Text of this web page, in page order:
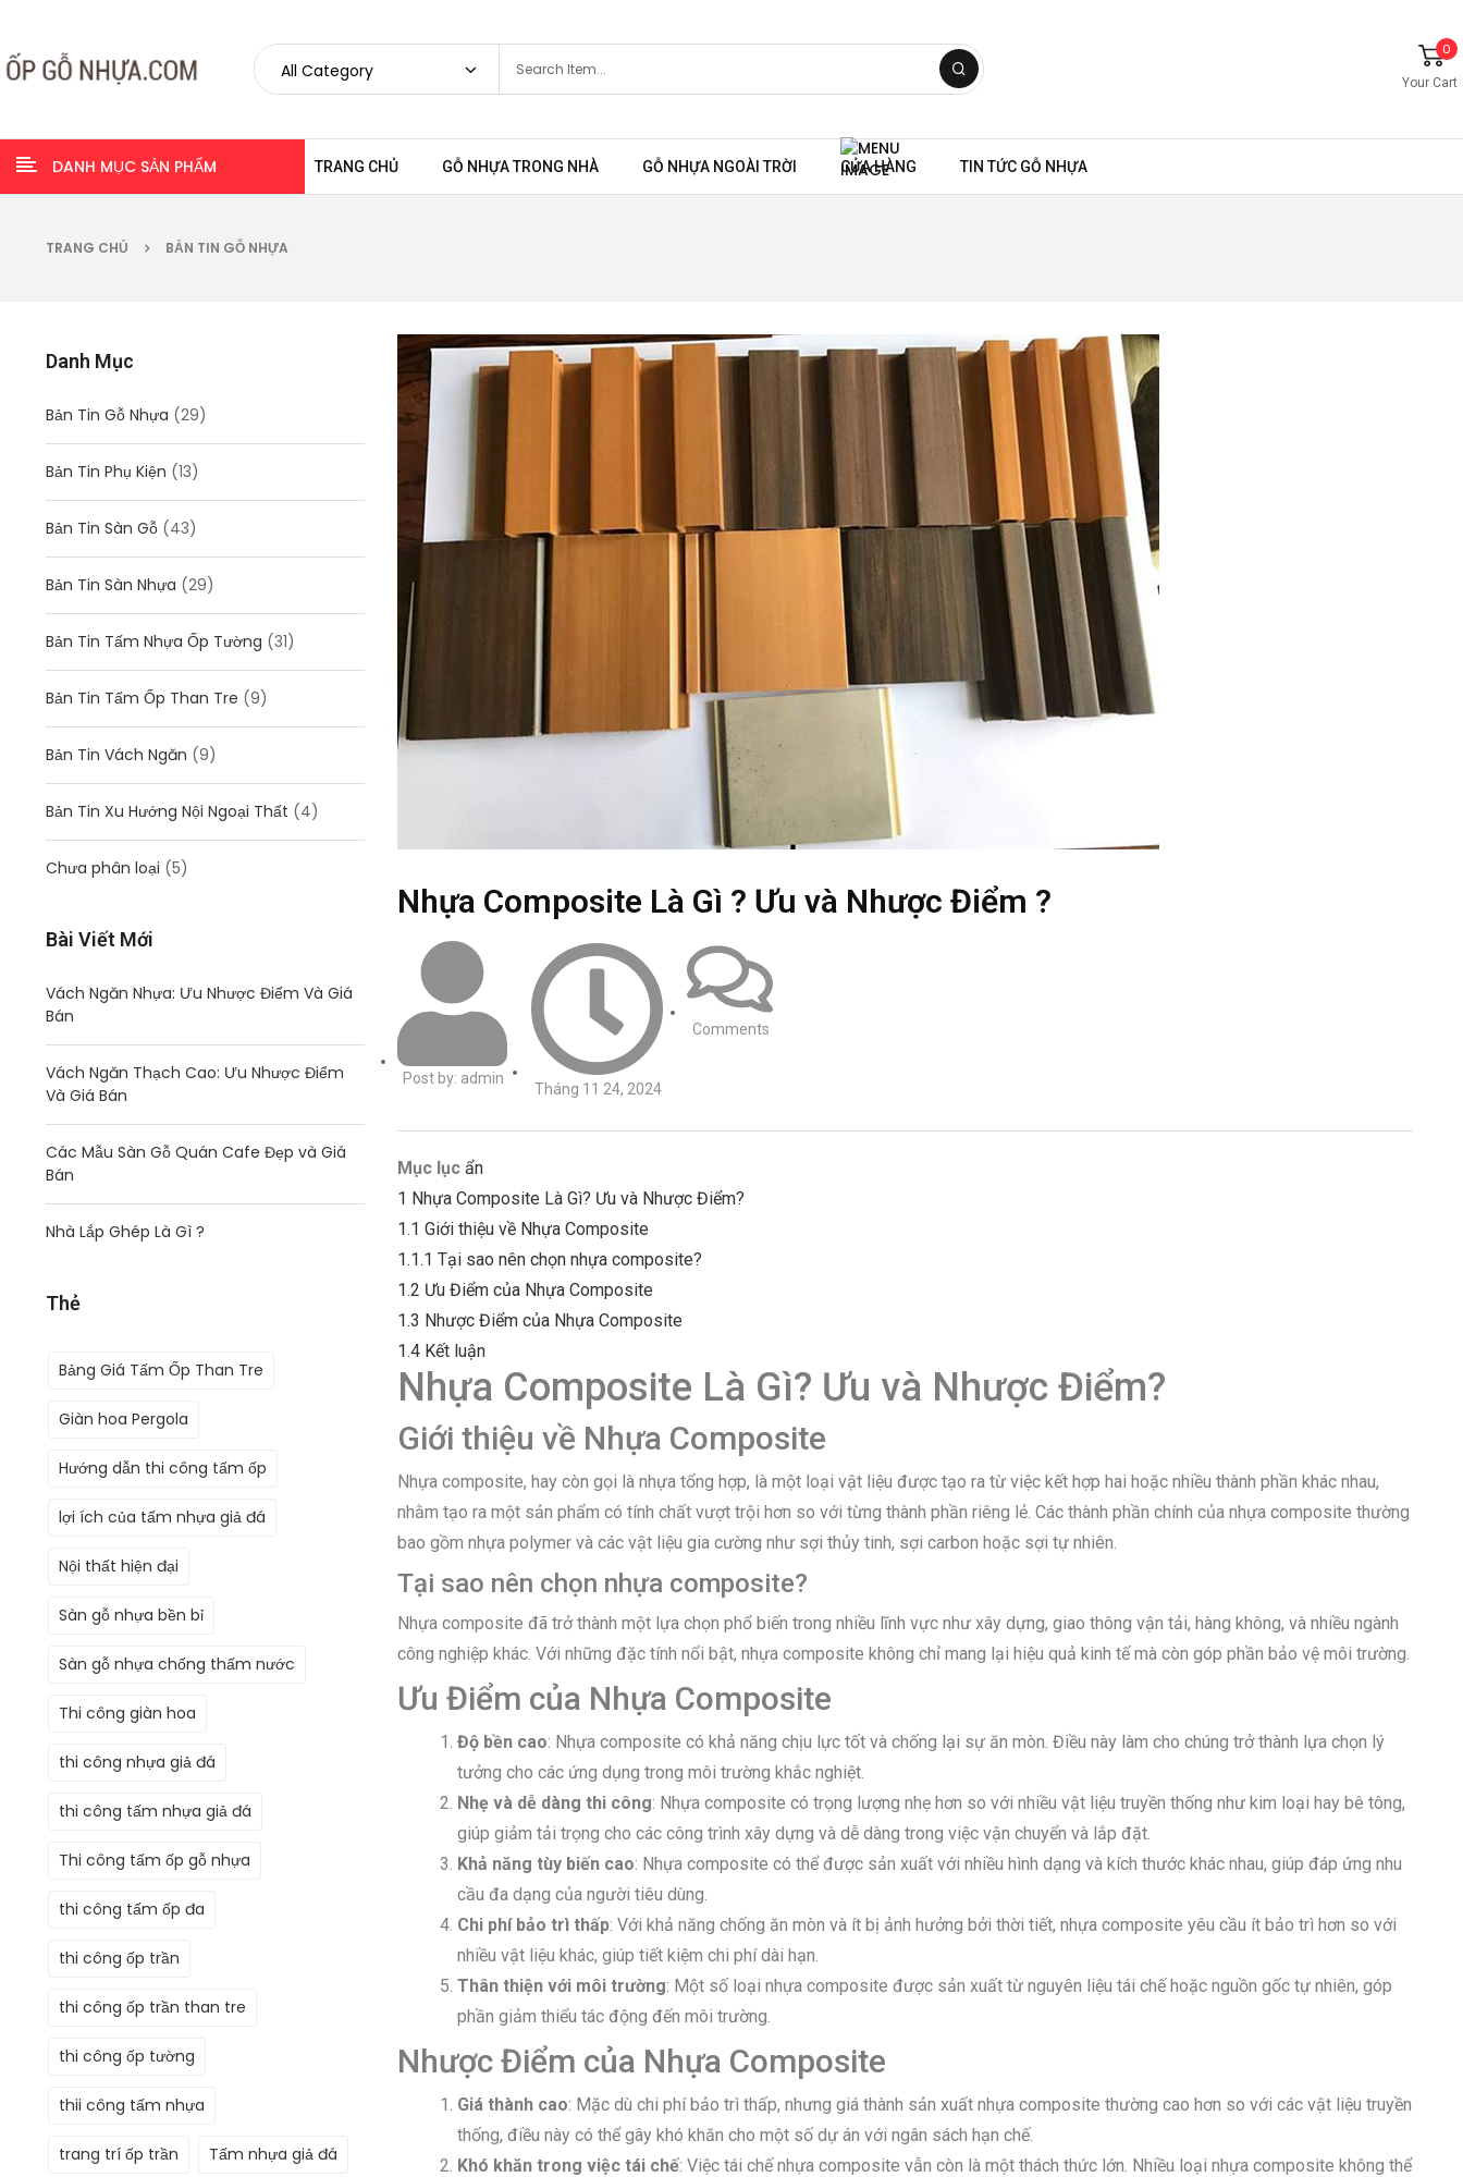
0
Your Cart
DANH MỤC SẢN PHẨM TRANG CHỦ GỖ NHỰA TRONG NHÀ GỖ NHỰA NGOÀI TRỜI CỬA HÀNG TIN TỨC GỖ NHỰA
TRANG CHỦ BẢN TIN GỖ NHỰA
Danh Mục
Bản Tin Gỗ Nhựa (29)
Bản Tin Phụ Kiện (13)
Bản Tin Sàn Gỗ (43)
Bản Tin Sàn Nhựa (29)
Bản Tin Tấm Nhựa Ốp Tường (31)
Bản Tin Tấm Ốp Than Tre (9)
Bản Tin Vách Ngăn (9)
Bản Tin Xu Hướng Nội Ngoại Thất (4)
Chưa phân loại (5)
Bài Viết Mới
Vách Ngăn Nhựa: Ưu Nhược Điểm Và Giá
Bán
Vách Ngăn Thạch Cao: Ưu Nhược Điểm
Và Giá Bán
Các Mẫu Sàn Gỗ Quán Cafe Đẹp và Giá
Bán
Nhà Lắp Ghép Là Gì ?
Thẻ
Bảng Giá Tấm Ốp Than Tre
Giàn hoa Pergola
Hướng dẫn thi công tấm ốp
lợi ích của tấm nhựa giả đá
Nội thất hiện đại
Sàn gỗ nhựa bền bỉ
Sàn gỗ nhựa chống thấm nước
Thi công giàn hoa
thi công nhựa giả đá
thi công tấm nhựa giả đá
Thi công tấm ốp gỗ nhựa
thi công tấm ốp đa
thi công ốp trần
thi công ốp trần than tre
thi công ốp tường
thii công tấm nhựa
trang trí ốp trần Tấm nhựa giả đá
Nhựa Composite Là Gì ? Ưu và Nhược Điểm ?
Post by: admin
Tháng 11 24, 2024
Comments
Mục lục ẩn
1 Nhựa Composite Là Gì? Ưu và Nhược Điểm?
1.1 Giới thiệu về Nhựa Composite
1.1.1 Tại sao nên chọn nhựa composite?
1.2 Ưu Điểm của Nhựa Composite
1.3 Nhược Điểm của Nhựa Composite
1.4 Kết luận
Nhựa Composite Là Gì? Ưu và Nhược Điểm?
Giới thiệu về Nhựa Composite
Nhựa composite, hay còn gọi là nhựa tổng hợp, là một loại vật liệu được tạo ra từ việc kết hợp hai hoặc nhiều thành phần khác nhau,
nhằm tạo ra một sản phẩm có tính chất vượt trội hơn so với từng thành phần riêng lẻ. Các thành phần chính của nhựa composite thường
bao gồm nhựa polymer và các vật liệu gia cường như sợi thủy tinh, sợi carbon hoặc sợi tự nhiên.
Tại sao nên chọn nhựa composite?
Nhựa composite đã trở thành một lựa chọn phổ biến trong nhiều lĩnh vực như xây dựng, giao thông vận tải, hàng không, và nhiều ngành
công nghiệp khác. Với những đặc tính nổi bật, nhựa composite không chỉ mang lại hiệu quả kinh tế mà còn góp phần bảo vệ môi trường.
Ưu Điểm của Nhựa Composite
Độ bền cao: Nhựa composite có khả năng chịu lực tốt và chống lại sự ăn mòn. Điều này làm cho chúng trở thành lựa chọn lý
tưởng cho các ứng dụng trong môi trường khắc nghiệt.
Nhẹ và dễ dàng thi công: Nhựa composite có trọng lượng nhẹ hơn so với nhiều vật liệu truyền thống như kim loại hay bê tông,
giúp giảm tải trọng cho các công trình xây dựng và dễ dàng trong việc vận chuyển và lắp đặt.
Khả năng tùy biến cao: Nhựa composite có thể được sản xuất với nhiều hình dạng và kích thước khác nhau, giúp đáp ứng nhu
cầu đa dạng của người tiêu dùng.
Chi phí bảo trì thấp: Với khả năng chống ăn mòn và ít bị ảnh hưởng bởi thời tiết, nhựa composite yêu cầu ít bảo trì hơn so với
nhiều vật liệu khác, giúp tiết kiệm chi phí dài hạn.
Thân thiện với môi trường: Một số loại nhựa composite được sản xuất từ nguyên liệu tái chế hoặc nguồn gốc tự nhiên, góp
phần giảm thiểu tác động đến môi trường.
Nhược Điểm của Nhựa Composite
Giá thành cao: Mặc dù chi phí bảo trì thấp, nhưng giá thành sản xuất nhựa composite thường cao hơn so với các vật liệu truyền
thống, điều này có thể gây khó khăn cho một số dự án với ngân sách hạn chế.
Khó khăn trong việc tái chế: Việc tái chế nhựa composite vẫn còn là một thách thức lớn. Nhiều loại nhựa composite không thể